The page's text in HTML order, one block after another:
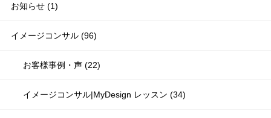
お知らせ (1)
イメージコンサル (96)
お客様事例・声 (22)
イメージコンサル|MyDesign レッスン (34)